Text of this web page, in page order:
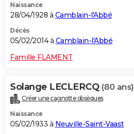
Naissance
28/04/1928 à Camblain-l'Abbé
Décès
05/02/2014 à Camblain-l'Abbé
Famille FLAMENT
Solange LECLERCQ (80 ans)
Créer une cagnotte obsèques
Naissance
05/02/1933 à Neuville-Saint-Vaast